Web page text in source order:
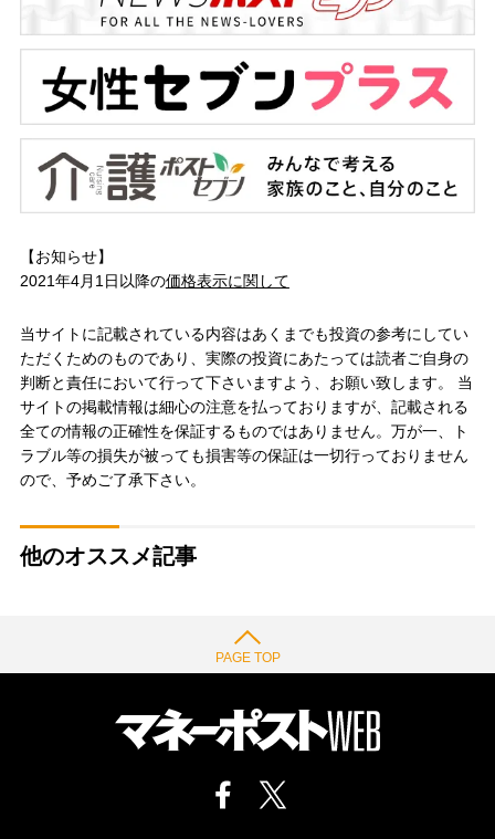
【お知らせ】
2021年4月1日以降の価格表示に関して
当サイトに記載されている内容はあくまでも投資の参考にしてい
ただくためのものであり、実際の投資にあたっては読者ご自身の
判断と責任において行って下さいますよう、お願い致します。 当
サイトの掲載情報は細心の注意を払っておりますが、記載される
全ての情報の正確性を保証するものではありません。万が一、ト
ラブル等の損失が被っても損害等の保証は一切行っておりません
ので、予めご了承下さい。
他のオススメ記事
PAGE TOP